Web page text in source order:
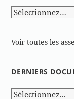
Voir toutes les
DERNIERS